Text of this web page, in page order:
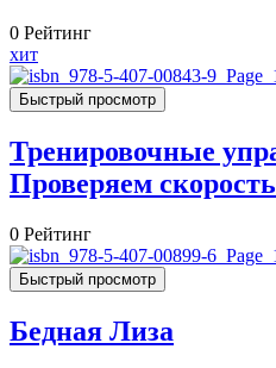
0 Рейтинг
хит
Быстрый просмотр
Тренировочные
Проверяем
0 Рейтинг
Быстрый просмотр
Бедная Лиза